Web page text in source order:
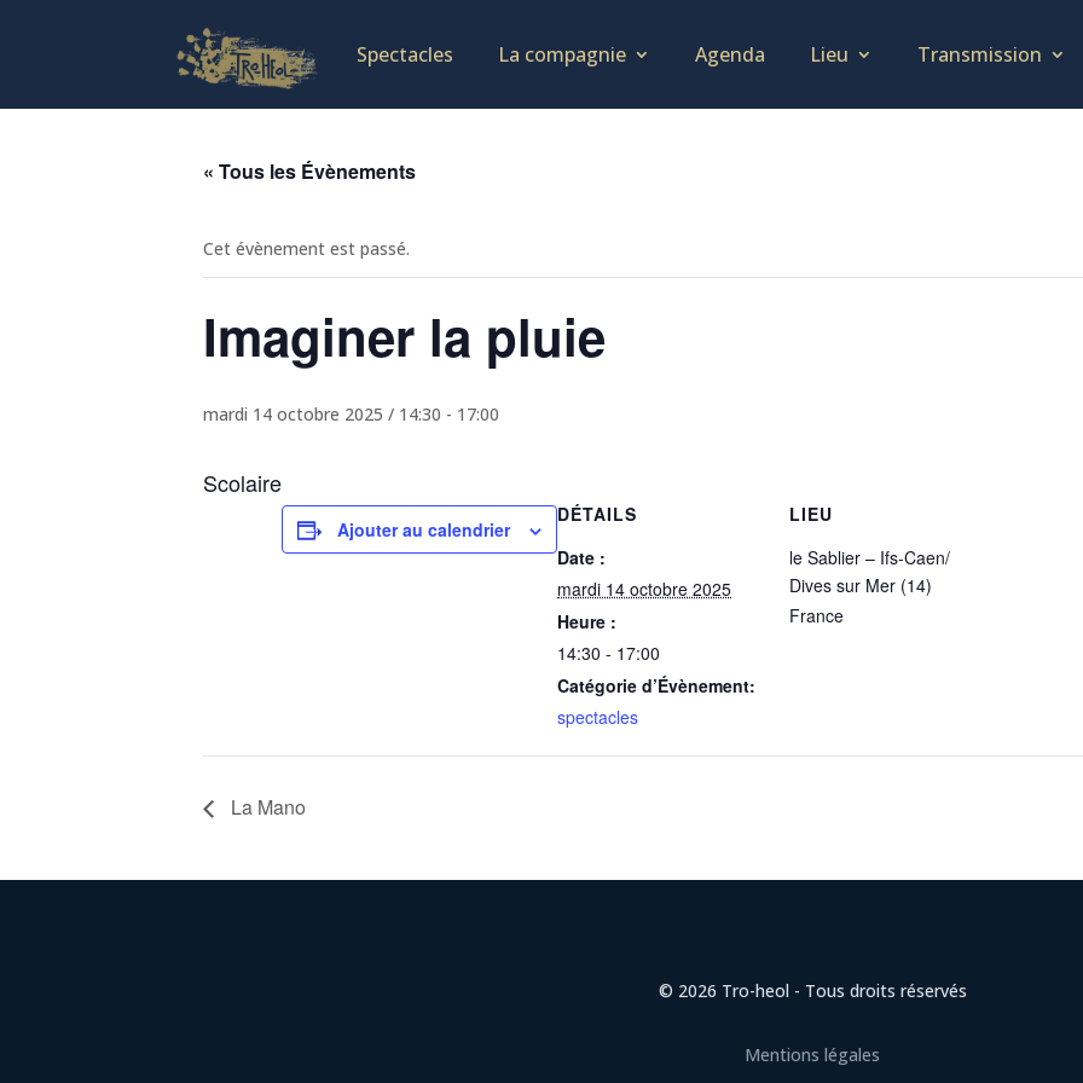
Spectacles La compagnie Agenda Lieu Transmission
« Tous les Évènements
Cet évènement est passé.
Imaginer la pluie
mardi 14 octobre 2025 / 14:30 - 17:00
Scolaire
Ajouter au calendrier
DÉTAILS
Date :
mardi 14 octobre 2025
Heure :
14:30 - 17:00
Catégorie d’Évènement:
spectacles
LIEU
le Sablier – Ifs-Caen/
Dives sur Mer (14)
France
La Mano
© 2026 Tro-heol - Tous droits réservés
Mentions légales